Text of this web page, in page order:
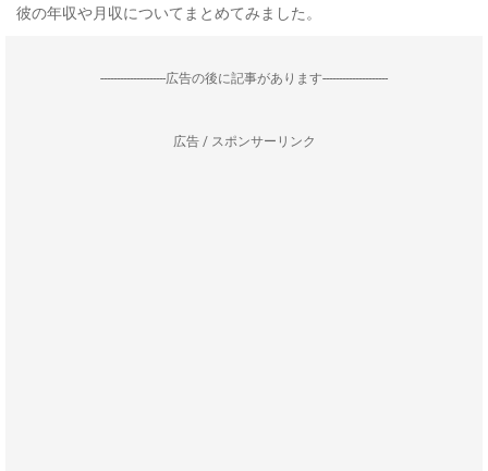
彼の年収や月収についてまとめてみました。
--------------------広告の後に記事があります--------------------
広告 / スポンサーリンク